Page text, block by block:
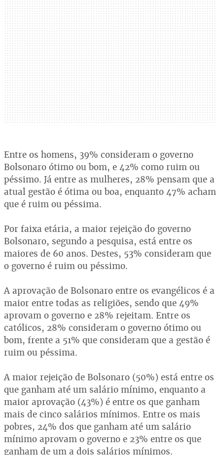
Entre os homens, 39% consideram o governo
Bolsonaro ótimo ou bom, e 42% como ruim ou
péssimo. Já entre as mulheres, 28% pensam que a
atual gestão é ótima ou boa, enquanto 47% acham
que é ruim ou péssima.
Por faixa etária, a maior rejeição do governo
Bolsonaro, segundo a pesquisa, está entre os
maiores de 60 anos. Destes, 53% consideram que
o governo é ruim ou péssimo.
A aprovação de Bolsonaro entre os evangélicos é a
maior entre todas as religiões, sendo que 49%
aprovam o governo e 28% rejeitam. Entre os
católicos, 28% consideram o governo ótimo ou
bom, frente a 51% que consideram que a gestão é
ruim ou péssima.
A maior rejeição de Bolsonaro (50%) está entre os
que ganham até um salário mínimo, enquanto a
maior aprovação (43%) é entre os que ganham
mais de cinco salários mínimos. Entre os mais
pobres, 24% dos que ganham até um salário
mínimo aprovam o governo e 23% entre os que
ganham de um a dois salários mínimos.